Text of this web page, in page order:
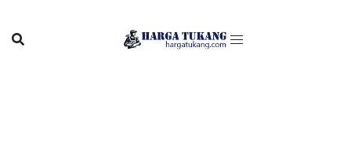
content